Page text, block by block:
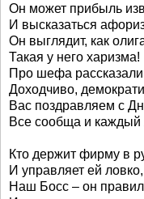
Он может прибыль
И высказаться
Он выглядит, как
Такая у него харизма!
Про шефа рассказали
Доходчиво,
Вас поздравляем с
Все сообща и каждый
Кто держит фирму в
И управляет ей
Наш Босс – он